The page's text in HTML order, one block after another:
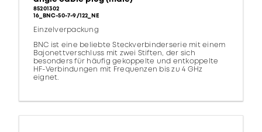
85201302
16_BNC-50-7-9/122_NE
Einzelverpackung
BNC ist eine beliebte Steckverbinderserie mit einem
Bajonettverschluss mit zwei Stiften, der sich
besonders für häufig gekoppelte und entkoppelte
HF-Verbindungen mit Frequenzen bis zu 4 GHz
eignet.